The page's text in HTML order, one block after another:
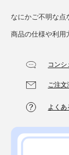
家で仕事するこ
ています。
なにかご不明な点
商品の仕様や利用
コン
ご注文
よくあ